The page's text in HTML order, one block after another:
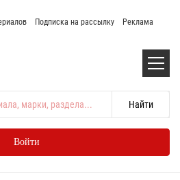
Подписка на рассылку
Реклама
марки, раздела...
Войти